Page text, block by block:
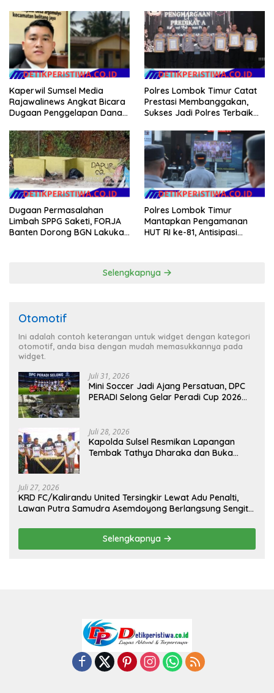
Kaperwil Sumsel Media
Rajawalinews Angkat Bicara
Dugaan Penggelapan Dana
Argomulyo Belitang Jaya
Hilang 3 Bulan Bawa
Anggaran Pembangunan
Polres Lombok Timur Catat
Prestasi Membanggakan,
Sukses Jadi Polres Terbaik
NTB
Dugaan Permasalahan
Limbah SPPG Saketi, FORJA
Banten Dorong BGN Lakukan
Polres Lombok Timur
Mantapkan Pengamanan
HUT RI ke-81, Antisipasi
Selengkapnya
Otomotif
Ini adalah contoh keterangan untuk widget dengan kategori
otomotif, anda bisa dengan mudah memasukkannya pada
widget.
Juli 31, 2026
Mini Soccer Jadi Ajang Persatuan, DPC
PERADI Selong Gelar Peradi Cup 2026
Juli 28, 2026
Kapolda Sulsel Resmikan Lapangan
Tembak Tathya Dharaka dan Buka
Juli 27, 2026
KRD FC/Kalirandu United Tersingkir Lewat Adu Penalti,
Lawan Putra Samudra Asemdoyong Berlangsung Sengit
Selengkapnya